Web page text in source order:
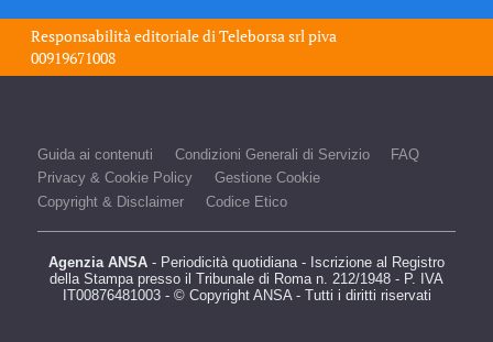
Responsabilità editoriale diTeleborsa srl piva
00919671008
Guida ai contenuti Condizioni Generali di Servizio
FAQ
Privacy & Cookie Policy
Gestione Cookie
Copyright & Disclaimer
Codice Etico
Agenzia ANSA - Periodicità quotidiana - Iscrizione al Registro
della Stampa presso il Tribunale di Roma n. 212/1948 - P. IVA
IT00876481003 - © Copyright ANSA - Tutti i diritti riservati